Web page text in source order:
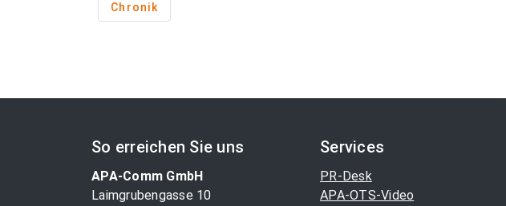
Chronik
So erreichen Sie uns
APA-Comm GmbH
Laimgrubengasse 10
Services
PR-Desk
APA-OTS-Video